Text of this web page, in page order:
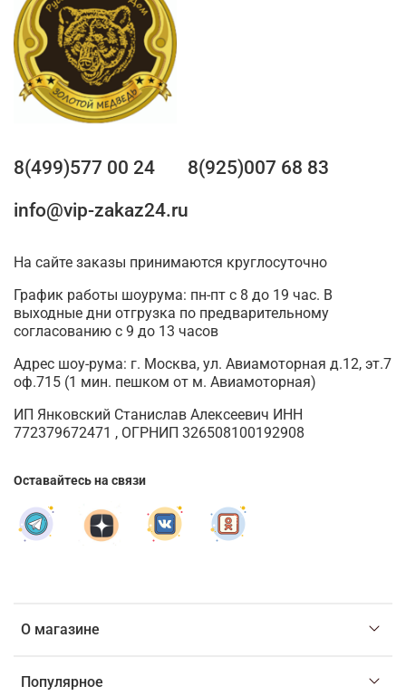
О магазине
Популярное
8(499)577 00 24
8(925)007 68 83
info@vip-zakaz24.ru
На сайте заказы принимаются круглосуточно
График работы шоурума: пн-пт с 8 до 19 час. В
выходные дни отгрузка по предварительному
согласованию с 9 до 13 часов
Адрес шоу-рума: г. Москва, ул. Авиамоторная д.12, эт.7
оф.715 (1 мин. пешком от м. Авиамоторная)
ИП Янковский Станислав Алексеевич ИНН
772379672471 , ОГРНИП 326508100192908
Оставайтесь на связи